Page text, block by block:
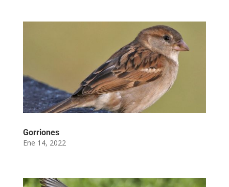
Gorriones
Ene 14, 2022